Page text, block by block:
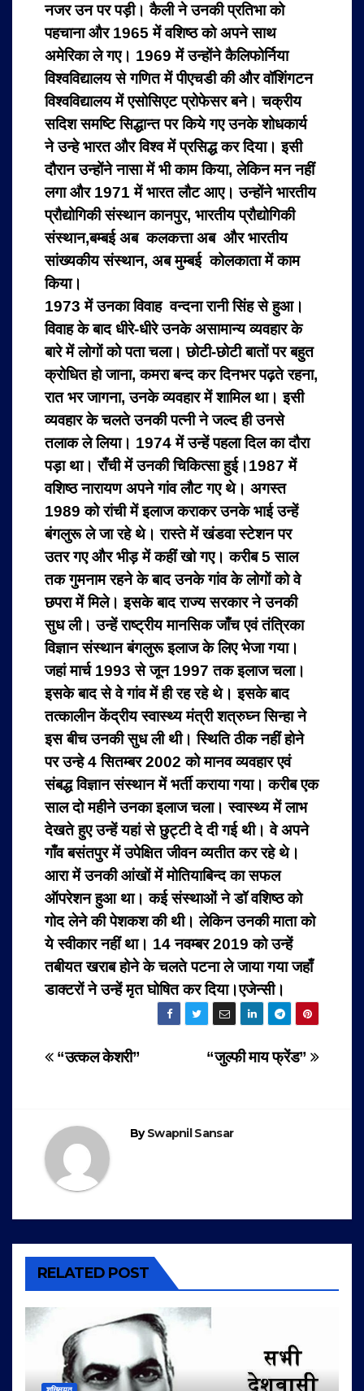
नजर उन पर पड़ी। कैली ने उनकी प्रतिभा को
पहचाना और 1965 में वशिष्ठ को अपने साथ
अमेरिका ले गए। 1969 में उन्होंने कैलिफोर्निया
विश्वविद्यालय से गणित में पीएचडी की और वॉशिंगटन
विश्वविद्यालय में एसोसिएट प्रोफेसर बने। चक्रीय
सदिश समष्टि सिद्धान्त पर किये गए उनके शोधकार्य
ने उन्हे भारत और विश्व में प्रसिद्ध कर दिया। इसी
दौरान उन्होंने नासा में भी काम किया, लेकिन मन नहीं
लगा और 1971 में भारत लौट आए। उन्होंने भारतीय
प्रौद्योगिकी संस्थान कानपुर, भारतीय प्रौद्योगिकी
संस्थान,बम्बई अब कलकत्ता अब और भारतीय
सांख्यकीय संस्थान, अब मुम्बई कोलकाता में काम
किया।
1973 में उनका विवाह वन्दना रानी सिंह से हुआ।
विवाह के बाद धीरे-धीरे उनके असामान्य व्यवहार के
बारे में लोगों को पता चला। छोटी-छोटी बातों पर बहुत
क्रोधित हो जाना, कमरा बन्द कर दिनभर पढ़ते रहना,
रात भर जागना, उनके व्यवहार में शामिल था। इसी
व्यवहार के चलते उनकी पत्नी ने जल्द ही उनसे
तलाक ले लिया। 1974 में उन्हें पहला दिल का दौरा
पड़ा था। राँची में उनकी चिकित्सा हुई।1987 में
वशिष्ठ नारायण अपने गांव लौट गए थे। अगस्त
1989 को रांची में इलाज कराकर उनके भाई उन्हें
बंगलुरू ले जा रहे थे। रास्ते में खंडवा स्टेशन पर
उतर गए और भीड़ में कहीं खो गए। करीब 5 साल
तक गुमनाम रहने के बाद उनके गांव के लोगों को वे
छपरा में मिले। इसके बाद राज्य सरकार ने उनकी
सुध ली। उन्हें राष्ट्रीय मानसिक जाँच एवं तंत्रिका
विज्ञान संस्थान बंगलुरू इलाज के लिए भेजा गया।
जहां मार्च 1993 से जून 1997 तक इलाज चला।
इसके बाद से वे गांव में ही रह रहे थे।इसके बाद
तत्कालीन केंद्रीय स्वास्थ्य मंत्री शत्रुघ्न सिन्हा ने
इस बीच उनकी सुध ली थी। स्थिति ठीक नहीं होने
पर उन्हे 4 सितम्बर 2002 को मानव व्यवहार एवं
संबद्ध विज्ञान संस्थान में भर्ती कराया गया। करीब एक
साल दो महीने उनका इलाज चला। स्वास्थ्य में लाभ
देखते हुए उन्हें यहां से छुट्टी दे दी गई थी।वे अपने
गाँव बसंतपुर में उपेक्षित जीवन व्यतीत कर रहे थे।
आरा में उनकी आंखों में मोतियाबिन्द का सफल
ऑपरेशन हुआ था। कई संस्थाओं ने डॉ वशिष्ठ को
गोद लेने की पेशकश की थी। लेकिन उनकी माता को
ये स्वीकार नहीं था। 14 नवम्बर 2019 को उन्हें
तबीयत खराब होने के चलते पटना ले जाया गया जहाँ
डाक्टरों ने उन्हें मृत घोषित कर दिया।एजेन्सी।
Post
“जुल्फी माय फ्रेंड”
“उत्कल केशरी”
BySwapnil Sansar
RELATED POST